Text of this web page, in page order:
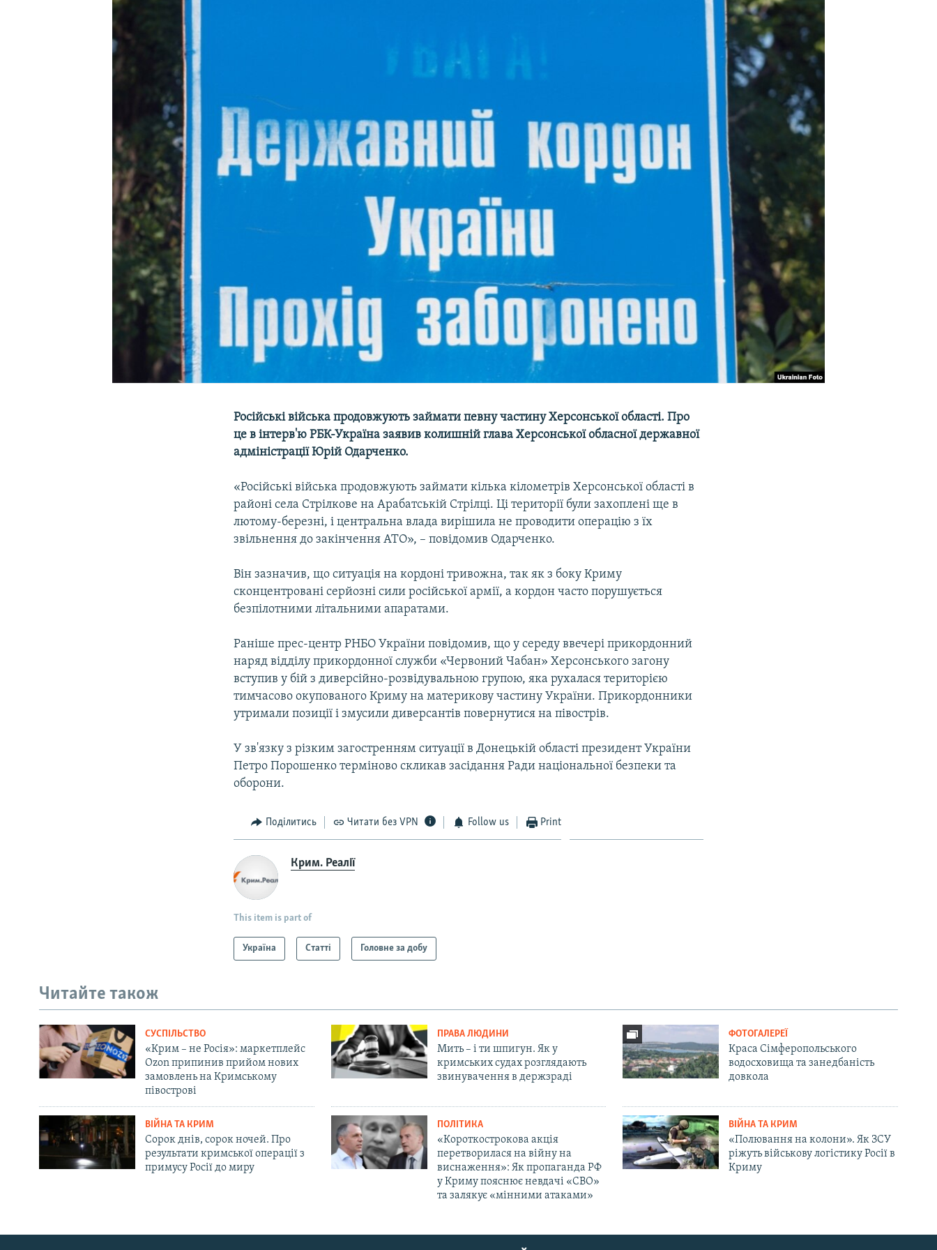
УКРАЇНСЬКА ПРОБЛЕМА КРИМУ
Русский
Російські війська продовжують займати певну частину Херсонської області. Про
це в інтерв'ю РБК-Україна заявив колишній глава Херсонської обласної державної
адміністрації Юрій Одарченко.
«Російські війська продовжують займати кілька кілометрів Херсонської області в
районі села Стрілкове на Арабатській Стрілці. Ці території були захоплені ще в
лютому-березні, і центральна влада вирішила не проводити операцію з їх
звільнення до закінчення АТО», – повідомив Одарченко.
Він зазначив, що ситуація на кордоні тривожна, так як з боку Криму
сконцентровані серйозні сили російської армії, а кордон часто порушується
безпілотними літальними апаратами.
Раніше прес-центр РНБО України повідомив, що у середу ввечері прикордонний
наряд відділу прикордонної служби «Червоний Чабан» Херсонського загону
вступив у бій з диверсійно-розвідувальною групою, яка рухалася територією
тимчасово окупованого Криму на материкову частину України. Прикордонники
утримали позиції і змусили диверсантів повернутися на півострів.
У зв'язку з різким загостренням ситуації в Донецькій області президент України
Петро Порошенко терміново скликав засідання Ради національної безпеки та
оборони.
Поділитись Читати без VPN Follow us Print
Крим. Реалії
This item is part of
Україна Статті Головне за добу
Читайте також
СУСПІЛЬСТВО
«Крим – не Росія»: маркетплейс
Ozon припинив прийом нових
замовлень на Кримському
півострові
ПРАВА ЛЮДИНИ
Мить – і ти шпигун. Як у
кримських судах розглядають
звинувачення в держзраді
ФОТОГАЛЕРЕЇ
Краса Сімферопольського
водосховища та занедбаність
довкола
ВІЙНА ТА КРИМ
Сорок днів, сорок ночей. Про
результати кримської операції з
примусу Росії до миру
ПОЛІТИКА
«Короткострокова акція
перетворилася на війну на
виснаження»: Як пропаганда РФ
у Криму пояснює невдачі «СВО»
та залякує «мінними атаками»
ВІЙНА ТА КРИМ
«Полювання на колони». Як ЗСУ
ріжуть військову логістику Росії в
Криму